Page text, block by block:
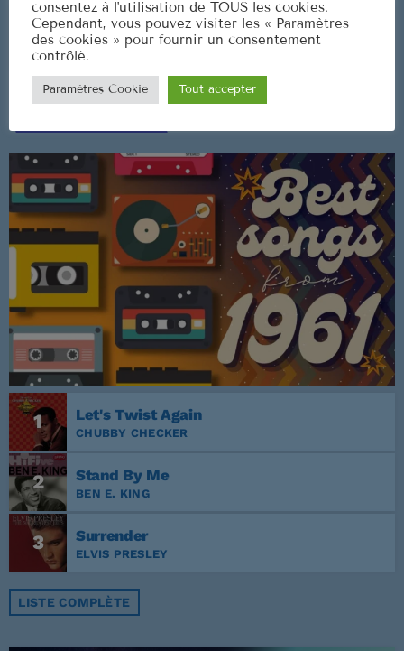
Ré 70′
20:00 - 20:59
1 Let's Twist Again
CHUBBY CHECKER
2 Stand By Me
BEN E. KING
3 Surrender
ELVIS PRESLEY
LISTE COMPLÈTE
consentez à l'utilisation de TOUS les cookies.
Cependant, vous pouvez visiter les « Paramètres
des cookies » pour fournir un consentement
contrôlé.
Paramètres Cookie Tout accepter